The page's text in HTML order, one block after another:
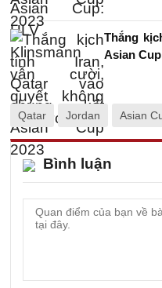
Thắng
Asian
Qatar Jordan Asian
Bình luận